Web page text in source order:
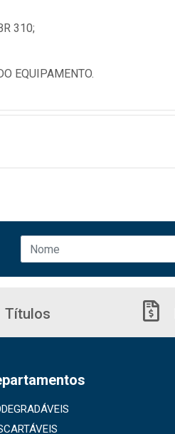
310;
EQUIPAMENTO.
Títulos